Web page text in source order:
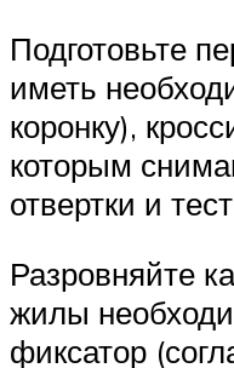
Подготовьте
иметь
коронку),
которым
отвертки и
Разровняйте
жилы
фиксатор